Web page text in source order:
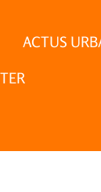
ACTUS